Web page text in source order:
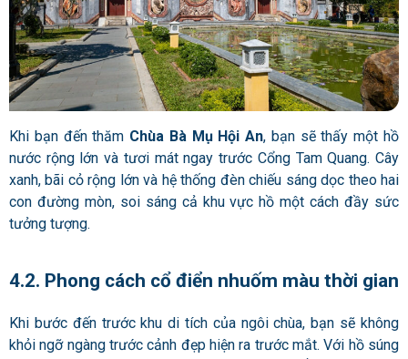
Khi bạn đến thăm Chùa Bà Mụ Hội An, bạn sẽ thấy một hồ
nước rộng lớn và tươi mát ngay trước Cổng Tam Quang. Cây
xanh, bãi cỏ rộng lớn và hệ thống đèn chiếu sáng dọc theo hai
con đường mòn, soi sáng cả khu vực hồ một cách đầy sức
tưởng tượng.
4.2. Phong cách cổ điển nhuốm màu thời gian
Khi bước đến trước khu di tích của ngôi chùa, bạn sẽ không
khỏi ngỡ ngàng trước cảnh đẹp hiện ra trước mắt. Với hồ súng